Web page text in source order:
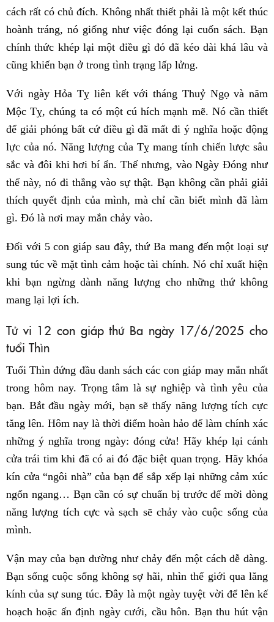
cách rất có chủ đích. Không nhất thiết phải là một kết thúc
hoành tráng, nó giống như việc đóng lại cuốn sách. Bạn
chính thức khép lại một điều gì đó đã kéo dài khá lâu và
cũng khiến bạn ở trong tình trạng lấp lửng.
Với ngày Hỏa Tỵ liên kết với tháng Thuỷ Ngọ và năm
Mộc Tỵ, chúng ta có một cú hích mạnh mẽ. Nó cần thiết
để giải phóng bất cứ điều gì đã mất đi ý nghĩa hoặc động
lực của nó. Năng lượng của Tỵ mang tính chiến lược sâu
sắc và đôi khi hơi bí ẩn. Thế nhưng, vào Ngày Đóng như
thế này, nó đi thẳng vào sự thật. Bạn không cần phải giải
thích quyết định của mình, mà chỉ cần biết mình đã làm
gì. Đó là nơi may mắn chảy vào.
Đối với 5 con giáp sau đây, thứ Ba mang đến một loại sự
sung túc về mặt tình cảm hoặc tài chính. Nó chỉ xuất hiện
khi bạn ngừng dành năng lượng cho những thứ không
mang lại lợi ích.
Tử vi 12 con giáp thứ Ba ngày 17/6/2025 cho
tuổi Thìn
Tuổi Thìn đứng đầu danh sách các con giáp may mắn nhất
trong hôm nay. Trọng tâm là sự nghiệp và tình yêu của
bạn. Bắt đầu ngày mới, bạn sẽ thấy năng lượng tích cực
tăng lên. Hôm nay là thời điểm hoàn hảo để làm chính xác
những ý nghĩa trong ngày: đóng cửa! Hãy khép lại cánh
cửa trái tim khi đã có ai đó đặc biệt quan trọng. Hãy khóa
kín cửa “ngôi nhà” của bạn để sắp xếp lại những cảm xúc
ngổn ngang… Bạn cần có sự chuẩn bị trước để mời dòng
năng lượng tích cực và sạch sẽ chảy vào cuộc sống của
mình.
Vận may của bạn dường như chảy đến một cách dễ dàng.
Bạn sống cuộc sống không sợ hãi, nhìn thế giới qua lăng
kính của sự sung túc. Đây là một ngày tuyệt vời để lên kế
hoạch hoặc ấn định ngày cưới, cầu hôn. Bạn thu hút vận